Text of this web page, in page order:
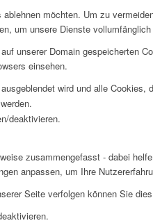
möchten. Um zu
um unsere Dienste
unserer Domain gespeicherten
einsehen.
wird und alle
deaktivieren.
zusammengefasst - dabei
anpassen, um Ihre
Seite verfolgen können Sie